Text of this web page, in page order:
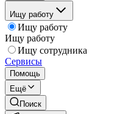
Ищу работу
Ищу работу
Ищу работу
Ищу сотрудника
Сервисы
Помощь
Ещё
Поиск